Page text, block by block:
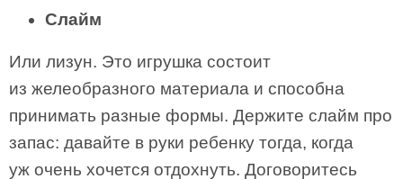
Слайм
Или лизун. Это игрушка состоит
из желеобразного материала и способна
принимать разные формы. Держите слайм про
запас: давайте в руки ребенку тогда, когда
уж очень хочется отдохнуть. Договоритесь